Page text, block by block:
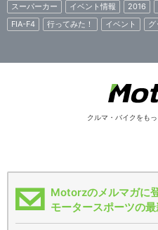
スーパーカー
イベント情報 2016
FIA-F4
行ってみた！ イベント グ
クルマ・バイクをも
Motorzのメルマガに
モータースポーツの最